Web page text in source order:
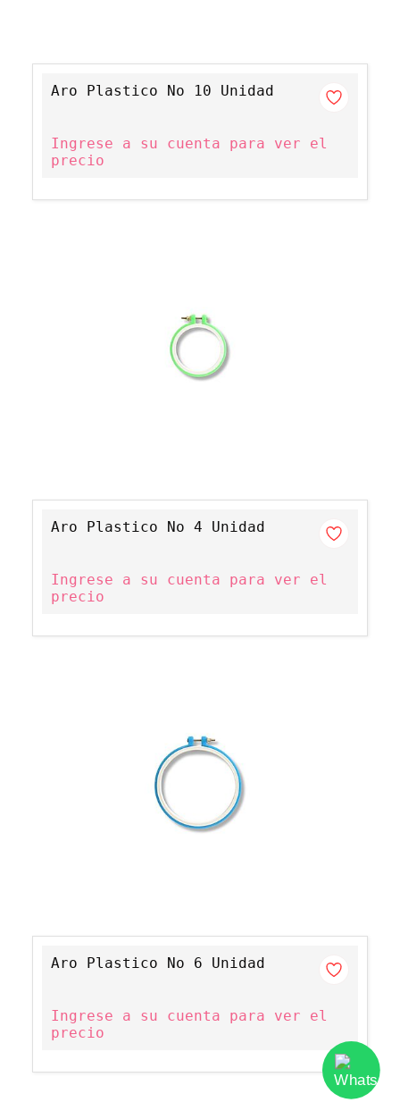
Aro Plastico No 10 Unidad
Ingrese a su cuenta para ver el
precio
Aro Plastico No 4 Unidad
Ingrese a su cuenta para ver el
precio
Aro Plastico No 6 Unidad
Ingrese a su cuenta para ver el
precio